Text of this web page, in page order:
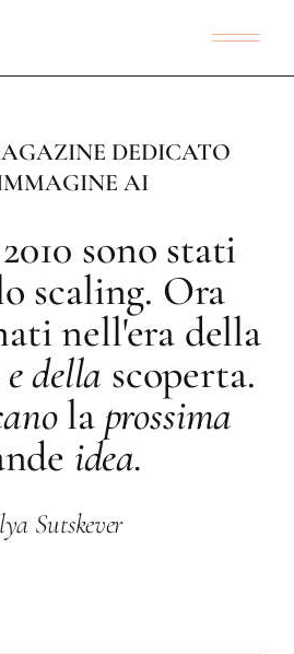
DEDICATO
AI
sono stati
scaling. Ora
nell'era della
edella scoperta.
la prossima
idea.
Sutskever